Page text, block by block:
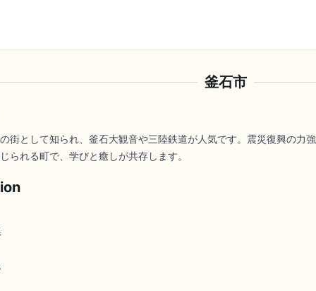
釜石市
街として知られ、釜石大観音や三陸鉄道が人気です。震災復興の力強
られる町で、学びと癒しが共存します。